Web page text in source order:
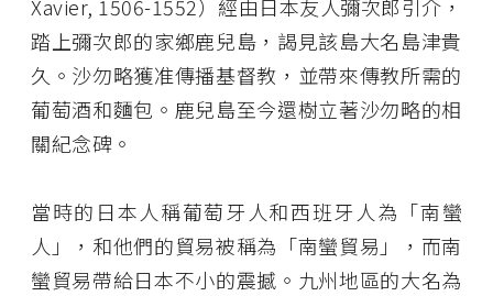
Xavier, 1506-1552）經由日本友人彌次郎引介，
踏上彌次郎的家鄉鹿兒島，謁見該島大名島津貴
久。沙勿略獲准傳播基督教，並帶來傳教所需的
葡萄酒和麵包。鹿兒島至今還樹立著沙勿略的相
關紀念碑。
當時的日本人稱葡萄牙人和西班牙人為「南蠻
人」，和他們的貿易被稱為「南蠻貿易」，而南
蠻貿易帶給日本不小的震撼。九州地區的大名為